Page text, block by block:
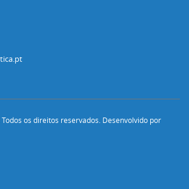
os direitos reservados. Desenvolvido por